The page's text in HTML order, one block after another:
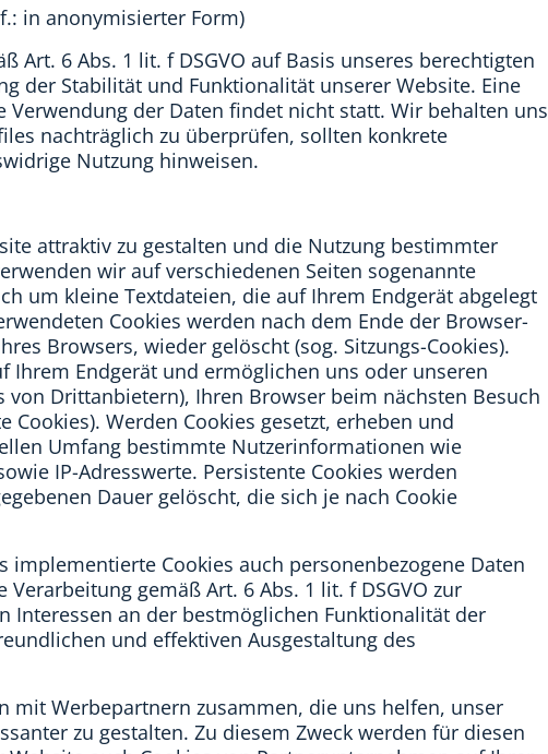
in anonymisierter Form)
Art. 6 Abs. 1 lit. f DSGVO auf Basis unseres berechtigten
der Stabilität und Funktionalität unserer Website. Eine
Verwendung der Daten findet nicht statt. Wir behalten uns
nachträglich zu überprüfen, sollten konkrete
Nutzung hinweisen.
attraktiv zu gestalten und die Nutzung bestimmter
wir auf verschiedenen Seiten sogenannte
um kleine Textdateien, die auf Ihrem Endgerät abgelegt
Cookies werden nach dem Ende der Browser-
Browsers, wieder gelöscht (sog. Sitzungs-Cookies).
Ihrem Endgerät und ermöglichen uns oder unseren
von Drittanbietern), Ihren Browser beim nächsten Besuch
Cookies). Werden Cookies gesetzt, erheben und
Umfang bestimmte Nutzerinformationen wie
IP-Adresswerte. Persistente Cookies werden
Dauer gelöscht, die sich je nach Cookie
implementierte Cookies auch personenbezogene Daten
gemäß Art. 6 Abs. 1 lit. f DSGVO zur
Interessen an der bestmöglichen Funktionalität der
und effektiven Ausgestaltung des
mit Werbepartnern zusammen, die uns helfen, unser
zu gestalten. Zu diesem Zweck werden für diesen